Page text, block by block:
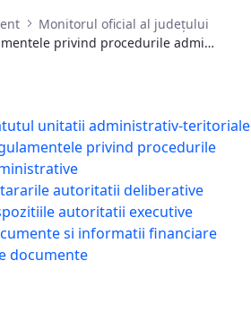
Monitorul oficial al județului
Regulamentele privind procedurile administrative
unitatii administrativ-teritoriale
privind procedurile
autoritatii deliberative
autoritatii executive
si informatii financiare
documente